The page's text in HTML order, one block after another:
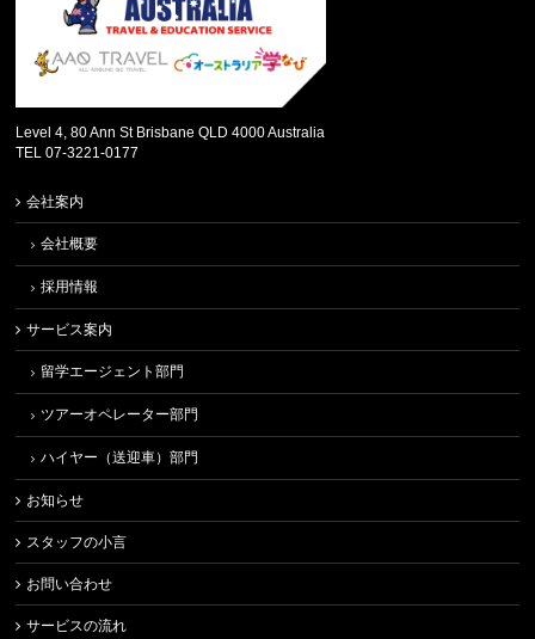
Level 4, 80 Ann St Brisbane QLD 4000 Australia
TEL 07-3221-0177
会社案内
会社概要
採用情報
サービス案内
留学エージェント部門
ツアーオペレーター部門
ハイヤー（送迎車）部門
お知らせ
スタッフの小言
お問い合わせ
サービスの流れ